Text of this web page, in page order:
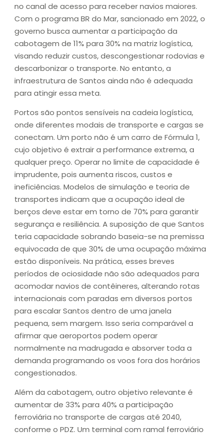
no canal de acesso para receber navios maiores.
Com o programa BR do Mar, sancionado em 2022, o
governo busca aumentar a participação da
cabotagem de 11% para 30% na matriz logística,
visando reduzir custos, descongestionar rodovias e
descarbonizar o transporte. No entanto, a
infraestrutura de Santos ainda não é adequada
para atingir essa meta.
Portos são pontos sensíveis na cadeia logística,
onde diferentes modais de transporte e cargas se
conectam. Um porto não é um carro de Fórmula 1,
cujo objetivo é extrair a performance extrema, a
qualquer preço. Operar no limite de capacidade é
imprudente, pois aumenta riscos, custos e
ineficiências. Modelos de simulação e teoria de
transportes indicam que a ocupação ideal de
berços deve estar em torno de 70% para garantir
segurança e resiliência. A suposição de que Santos
teria capacidade sobrando baseia-se na premissa
equivocada de que 30% de uma ocupação máxima
estão disponíveis. Na prática, esses breves
períodos de ociosidade não são adequados para
acomodar navios de contêineres, alterando rotas
internacionais com paradas em diversos portos
para escalar Santos dentro de uma janela
pequena, sem margem. Isso seria comparável a
afirmar que aeroportos podem operar
normalmente na madrugada e absorver toda a
demanda programando os voos fora dos horários
congestionados.
Além da cabotagem, outro objetivo relevante é
aumentar de 33% para 40% a participação
ferroviária no transporte de cargas até 2040,
conforme o PDZ. Um terminal com ramal ferroviário